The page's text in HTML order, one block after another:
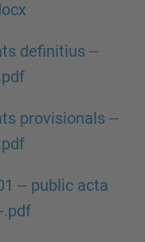
definitius --
provisionals --
-- public acta
.pdf